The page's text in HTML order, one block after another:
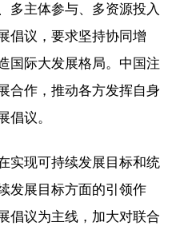
多主体参与、多资源投入
倡议，要求坚持协同增
国际大发展格局。中国注
合作，推动各方发挥自身
倡议。
实现可持续发展目标和统
发展目标方面的引领作
倡议为主线，加大对联合